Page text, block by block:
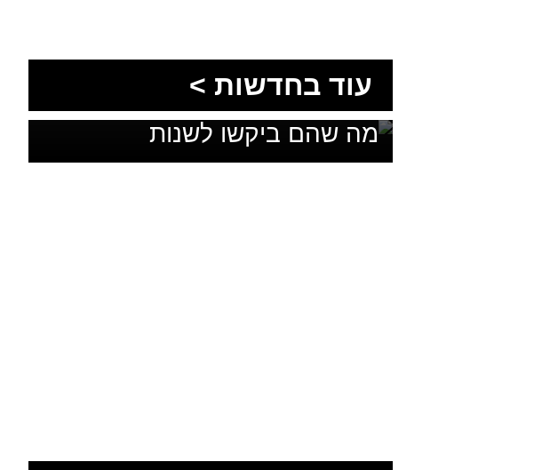
עוד בחדשות >
1,600 מתושבי עומר השתתפו
בגיבוש תוכנית האב לחינוך: זה
מה שהם ביקשו לשנות
מתכננים נסיעה קבוצתית